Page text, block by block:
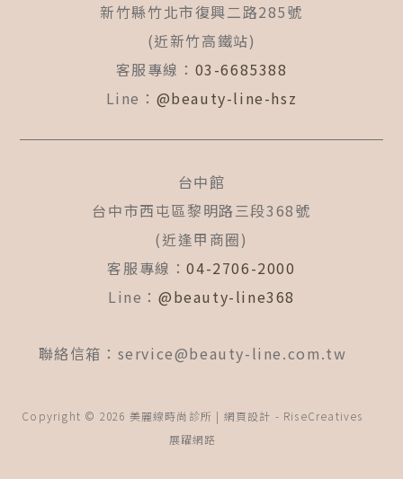
新竹縣竹北市復興二路285號
(近新竹高鐵站)
客服專線： 03-6685388
Line： @beauty-line-hsz
台中館
台中市西屯區黎明路三段368號
(近逢甲商圈)
客服專線：04-2706-2000
Line： @beauty-line368
聯絡信箱： service@beauty-line.com.tw
Copyright © 2026 美麗線時尚診所 | 網頁設計 - RiseCreatives
展躍網路